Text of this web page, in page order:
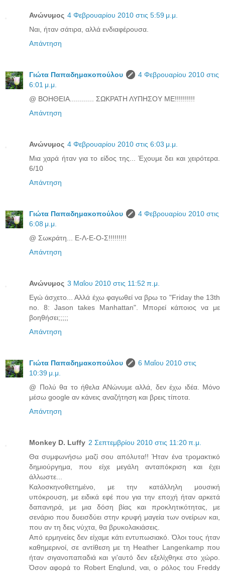
Ανώνυμος 4 Φεβρουαρίου 2010 στις 5:59 μ.μ.
Ναι, ήταν σάτιρα, αλλά ενδιαφέρουσα.
Απάντηση
Γιώτα Παπαδημακοπούλου
4 Φεβρουαρίου 2010 στις
6:01 μ.μ.
@ ΒΟΗΘΕΙΑ............ ΣΩΚΡΑΤΗ ΛΥΠΗΣΟΥ ΜΕ!!!!!!!!!!
Απάντηση
Ανώνυμος 4 Φεβρουαρίου 2010 στις 6:03 μ.μ.
Μια χαρά ήταν για το είδος της... Έχουμε δει και χειρότερα.
6/10
Απάντηση
Γιώτα Παπαδημακοπούλου
4 Φεβρουαρίου 2010 στις
6:08 μ.μ.
@ Σωκράτη... Ε-Λ-Ε-Ο-Σ!!!!!!!!!
Απάντηση
Ανώνυμος 3 Μαΐου 2010 στις 11:52 π.μ.
Εγώ άσχετο... Αλλά έχω φαγωθεί να βρω το "Friday the 13th
no. 8: Jason takes Manhattan". Μπορεί κάποιος να με
βοηθήσει;;;;;
Απάντηση
Γιώτα Παπαδημακοπούλου
6 Μαΐου 2010 στις
10:39 μ.μ.
@ Πολύ θα το ήθελα ΑΝώνυμε αλλά, δεν έχω ιδέα. Μόνο
μέσω google αν κάνεις αναζήτηση και βρεις τίποτα.
Απάντηση
Monkey D. Luffy 2 Σεπτεμβρίου 2010 στις 11:20 π.μ.
Θα συμφωνήσω μαζί σου απόλυτα!! Ήταν ένα τρομακτικό
δημιούργημα, που είχε μεγάλη ανταπόκριση και έχει
άλλωστε...
Καλοσκηνοθετημένο, με την κατάλληλη μουσική
υπόκρουση, με ειδικά εφέ που για την εποχή ήταν αρκετά
δαπανηρά, με μια δόση βίας και προκλητικότητας, με
σενάριο που δυεισδύει στην κρυφή μαγεία των ονείρων και,
που αν τη δεις νύχτα, θα βρυκολακιάσεις.
Από ερμηνείες δεν είχαμε κάτι εντυπωσιακό. Όλοι τους ήταν
καθημερινοί, σε αντίθεση με τη Heather Langenkamp που
ήταν σιγανοπαπαδιά και γι'αυτό δεν εξελίχθηκε στο χώρο.
Όσον αφορά το Robert Englund, ναι, ο ρόλος του Freddy